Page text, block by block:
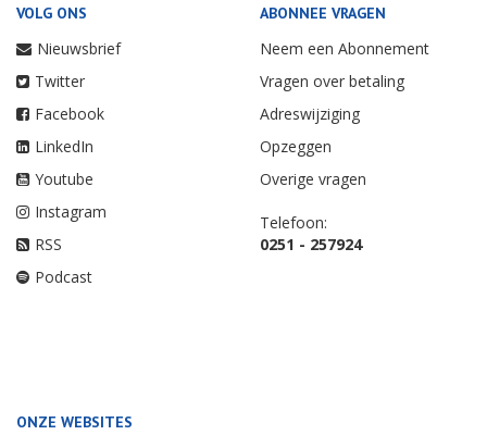
VOLG ONS
Nieuwsbrief
Twitter
Facebook
LinkedIn
Youtube
Instagram
RSS
Podcast
ABONNEE VRAGEN
Neem een Abonnement
Vragen over betaling
Adreswijziging
Opzeggen
Overige vragen
Telefoon:
0251 - 257924
ONZE WEBSITES